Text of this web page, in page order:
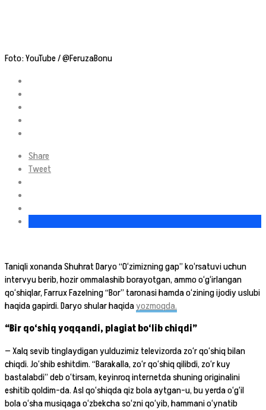
Foto: YouTube / @FeruzaBonu
Share
Tweet
Taniqli xonanda Shuhrat Daryo “O‘zimizning gap” ko‘rsatuvi uchun
intervyu berib, hozir ommalashib borayotgan, ammo o‘g‘irlangan
qo‘shiqlar, Farrux Fazelning “Bor” taronasi hamda o‘zining ijodiy uslubi
haqida gapirdi. Daryo shular haqidayozmoqda.
“Bir qo‘shiq yoqqandi, plagiat bo‘lib chiqdi”
— Xalq sevib tinglaydigan yulduzimiz televizorda zo‘r qo‘shiq bilan
chiqdi. Jo‘shib eshitdim. “Barakalla, zo‘r qo‘shiq qilibdi, zo‘r kuy
bastalabdi” deb o‘tirsam, keyinroq internetda shuning originalini
eshitib qoldim-da. Asl qo‘shiqda qiz bola aytgan-u, bu yerda o‘g‘il
bola o‘sha musiqaga o‘zbekcha so‘zni qo‘yib, hammani o‘ynatib